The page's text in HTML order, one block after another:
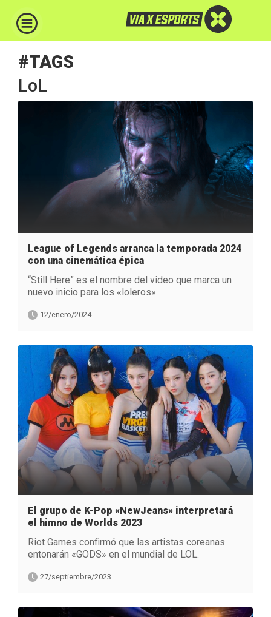
#TAGS
LoL
League of Legends arranca la temporada 2024
con una cinemática épica
“Still Here” es el nombre del video que marca un
nuevo inicio para los «loleros».
12/enero/2024
El grupo de K-Pop «NewJeans» interpretará
el himno de Worlds 2023
Riot Games confirmó que las artistas coreanas
entonarán «GODS» en el mundial de LOL.
27/septiembre/2023